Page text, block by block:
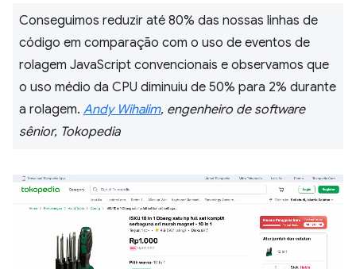
Conseguimos reduzir até 80% das nossas linhas de
código em comparação com o uso de eventos de
rolagem JavaScript convencionais e observamos que
o uso médio da CPU diminuiu de 50% para 2% durante
a rolagem. Andy Wihalim, engenheiro de software
sênior, Tokopedia